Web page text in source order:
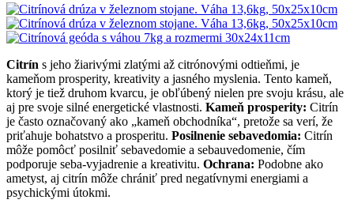
Citrín s jeho žiarivými zlatými až citrónovými odtieňmi, je
kameňom prosperity, kreativity a jasného myslenia. Tento kameň,
ktorý je tiež druhom kvarcu, je obľúbený nielen pre svoju krásu, ale
aj pre svoje silné energetické vlastnosti. Kameň prosperity: Citrín
je často označovaný ako „kameň obchodníka“, pretože sa verí, že
priťahuje bohatstvo a prosperitu. Posilnenie sebavedomia: Citrín
môže pomôcť posilniť sebavedomie a sebauvedomenie, čím
podporuje seba-vyjadrenie a kreativitu. Ochrana: Podobne ako
ametyst, aj citrín môže chrániť pred negatívnymi energiami a
psychickými útokmi.